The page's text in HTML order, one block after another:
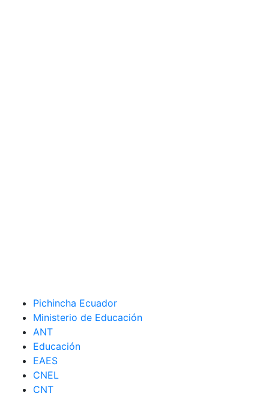
Pichincha Ecuador
Ministerio de Educación
ANT
Educación
EAES
CNEL
CNT